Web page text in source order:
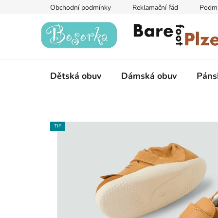
Obchodní podmínky Reklamační řád
Dětská obuv Dámská obuv
TIP